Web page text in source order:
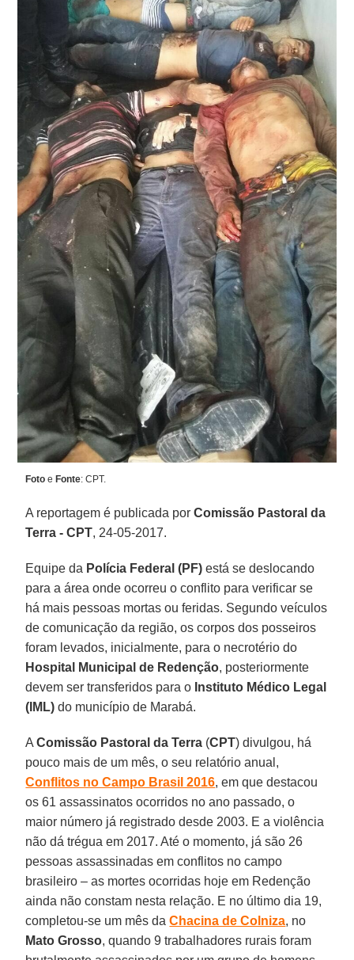
Foto e Fonte: CPT.
A reportagem é publicada porComissão Pastoral da
Terra - CPT, 24-05-2017.
Equipe da Polícia Federal (PF) está se deslocando
para a área onde ocorreu o conflito para verificar se
há mais pessoas mortas ou feridas. Segundo veículos
de comunicação da região, os corpos dos posseiros
foram levados, inicialmente, para o necrotério do
Hospital Municipal de Redenção, posteriormente
devem ser transferidos para o Instituto Médico Legal
(IML) do município de Marabá.
AComissão Pastoral da Terra (CPT) divulgou, há
pouco mais de um mês, o seu relatório anual,
Conflitos no Campo Brasil 2016, em que destacou
os 61 assassinatos ocorridos no ano passado, o
maior número já registrado desde 2003. E a violência
não dá trégua em 2017. Até o momento, já são 26
pessoas assassinadas em conflitos no campo
brasileiro – as mortes ocorridas hoje em Redenção
ainda não constam nesta relação. E no último dia 19,
completou-se um mês daChacina de Colniza, no
Mato Grosso, quando 9 trabalhadores rurais foram